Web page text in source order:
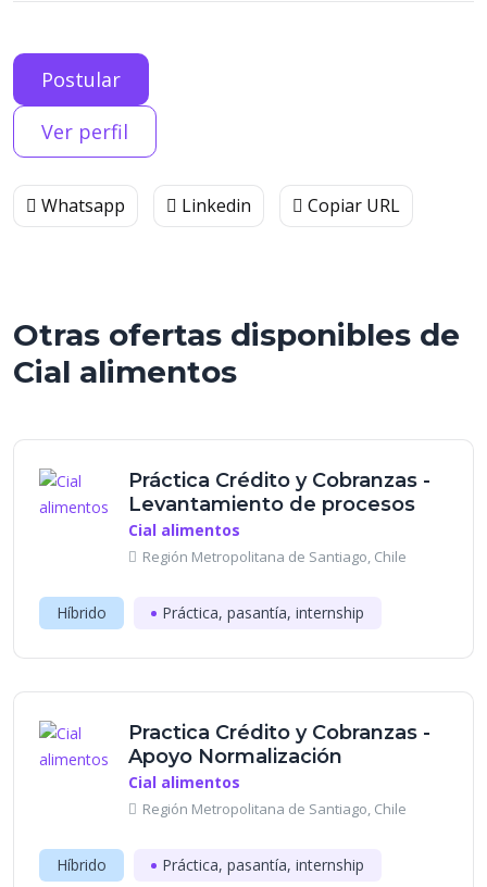
Postular
Ver perfil
Whatsapp Linkedin Copiar URL
Otras ofertas disponibles de
Cial alimentos
Práctica Crédito y Cobranzas -
Levantamiento de procesos
Cial alimentos
Región Metropolitana de Santiago, Chile
Híbrido Práctica, pasantía, internship
Practica Crédito y Cobranzas -
Apoyo Normalización
Cial alimentos
Región Metropolitana de Santiago, Chile
Híbrido Práctica, pasantía, internship